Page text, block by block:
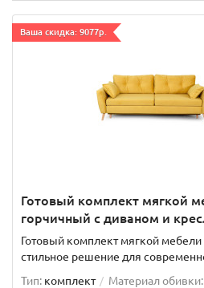
Ваша скидка: 9077р.
Готовый комплект мягкой
горчичный с диваном и
Готовый комплект мягкой
стильное решение для
Тип: комплект Материал обивки: